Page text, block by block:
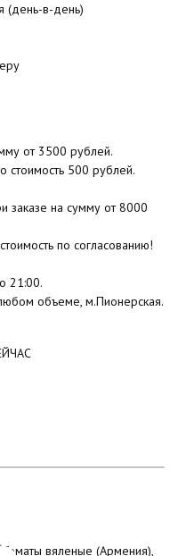
(день-в-день)
от 3500 рублей.
стоимость 500 рублей.
заказе на сумму от 8000
по согласованию!
21:00.
объеме, м.Пионерская.